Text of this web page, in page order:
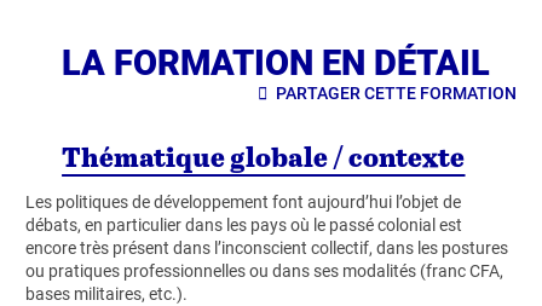
LA FORMATION EN DÉTAIL
PARTAGER CETTE FORMATION
Thématique globale / contexte
Les politiques de développement font aujourd’hui l’objet de
débats, en particulier dans les pays où le passé colonial est
encore très présent dans l’inconscient collectif, dans les postures
ou pratiques professionnelles ou dans ses modalités (franc CFA,
bases militaires, etc.).